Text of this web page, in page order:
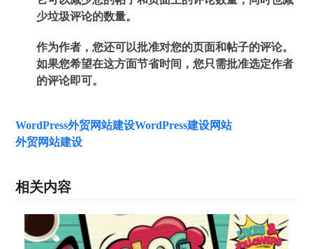
少垃圾评论的数量。
作为作者，您还可以批准对您的页面和帖子的评论。
如果您希望在这方面节省时间，您只需批准选定作者
的评论即可。
WordPress外贸网站建设WordPress建设网站
外贸网站建设
相关内容